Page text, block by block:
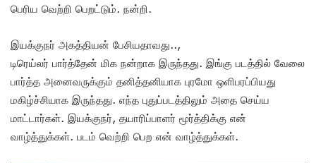
பெரிய வெற்றி பெறட்டும். நன்றி.
இயக்குநர் அகத்தியன் பேசியதாவது..,
டிரெய்லர் பார்த்தேன் மிக நன்றாக இருந்தது. இங்கு படத்தில் வேலை
பார்த்த அனைவருக்கும் தனித்தனியாக புரமோ ஒளிபரப்பியது
மகிழ்ச்சியாக இருந்தது. எந்த புதுப்படத்திலும் அதை செய்ய
மாட்டார்கள். இயக்குநர், தயாரிப்பாளர் மூர்த்திக்கு என்
வாழ்த்துக்கள். படம் வெற்றி பெற என் வாழ்த்துக்கள்.